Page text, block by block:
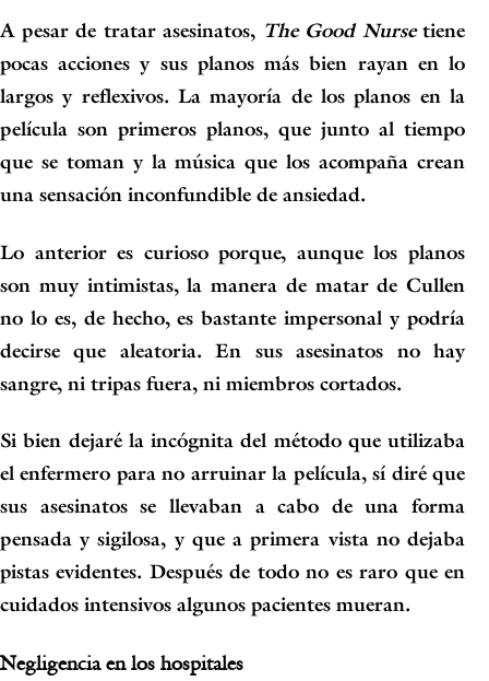
A pesar de tratar asesinatos, The Good Nursetiene
pocas accionesy sus planos más bien rayan en lo
largos y reflexivos. La mayoría de los planos en la
película son primeros planos, que junto al tiempo
que se toman y la música que los acompaña crean
una sensación inconfundible de ansiedad.
Lo anterior es curioso porque, aunque los planos
son muy intimistas, la manera de matar de Cullen
no lo es, de hecho,es bastante impersonal y podría
decirse que aleatoria. En sus asesinatos no hay
sangre, ni tripas fuera, ni miembros cortados.
Si bien dejaré la incógnita del método que utilizaba
el enfermero para no arruinar la película, sí diré que
sus asesinatos se llevaban a cabo de una forma
pensada y sigilosa, y que a primera vista no dejaba
pistas evidentes. Después de todo no es raro que en
cuidados intensivos algunos pacientes mueran.
Negligencia en los hospitales